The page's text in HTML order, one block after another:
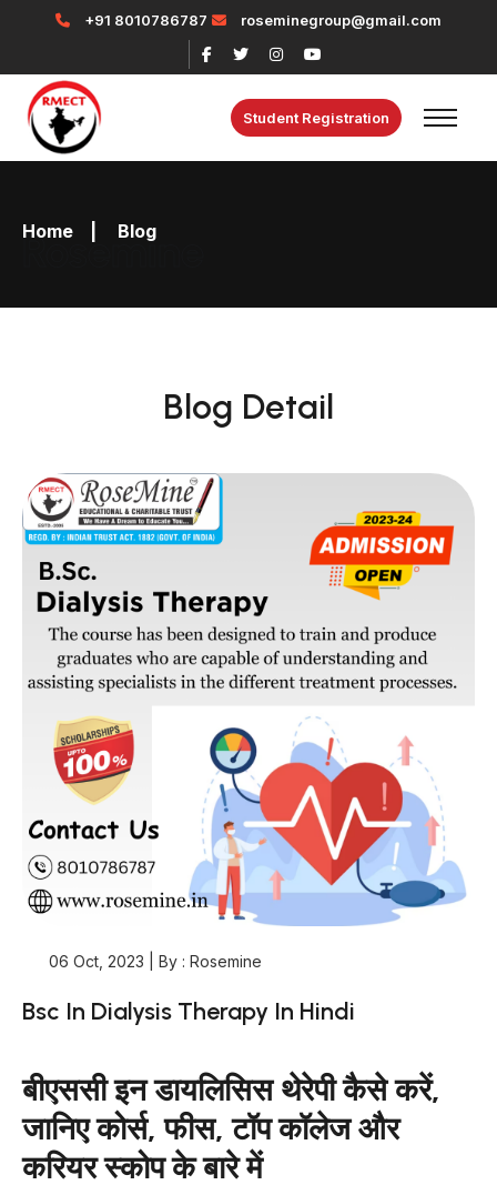
+91 8010786787 roseminegroup@gmail.com
Student Registration
Rosemine
Home Blog
Blog Detail
06 Oct, 2023 | By : Rosemine
Bsc In Dialysis Therapy In Hindi
बीएससी इन डायलिसिस थेरेपी कैसे करें,
जानिए कोर्स, फीस, टॉप कॉलेज और
करियर स्कोप के बारे में